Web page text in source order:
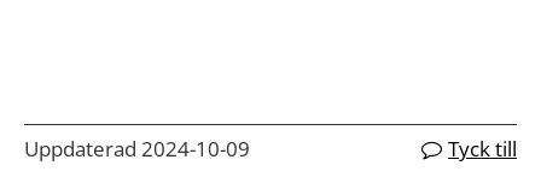
Uppdaterad 2024-10-09 Tyck till